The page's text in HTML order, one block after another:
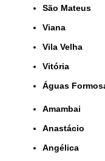
São Mateus
Viana
Vila Velha
Vitória
Águas
Amambai
Anastácio
Angélica